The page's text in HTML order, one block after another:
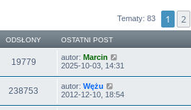
Tematy: 83 1 2
ODSŁONY OSTATNI POST
19779 autor: Marcin
2025-10-03, 14:31
238753 autor: Wężu
2012-12-10, 18:54